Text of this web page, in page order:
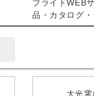
ブライトWEB
品・カタログ
大光電